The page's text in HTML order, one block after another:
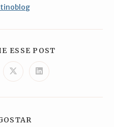
ESSE POST
Abre
em
nova
Abre
em
nova